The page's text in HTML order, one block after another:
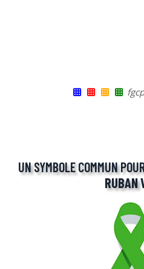
fgcp
UN SYMBOLE COMMUN
RUBAN